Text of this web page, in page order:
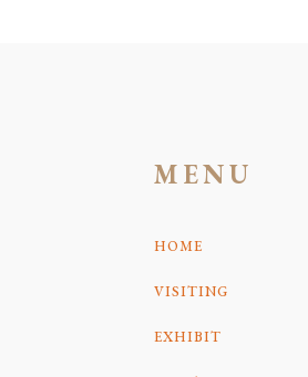
MENU
HOME
VISITING
EXHIBIT